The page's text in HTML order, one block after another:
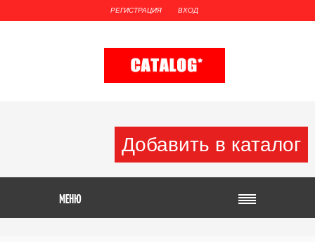
РЕГИСТРАЦИЯ ВХОД
Добавить в каталог